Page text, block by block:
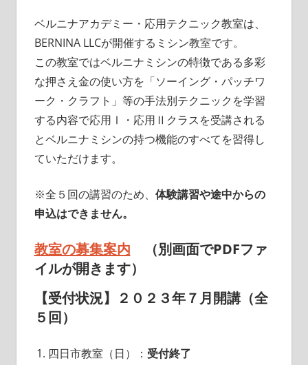
ベルニナアカデミー・応用テクニック教室は、
BERNINA LLCが開催するミシン教室です。
この教室ではベルニナミシンの特徴である多彩
な押さえ金の使い方を「ソーイング・パッチワ
ーク・クラフト」等の手法別テクニックを学習
する内容で応用Ⅰ・応用Ⅱクラスを受講される
とベルニナミシンの持つ機能のすべてを習得し
ていただけます。
※全５回の講習のため、 体験講習や途中からの
申込はできません。
教室の募集案内 （別画面でPDFファ
イルが開きます）
【受付状況】２０２３年７月開講（全
５回）
四日市教室（日）： 受付終了